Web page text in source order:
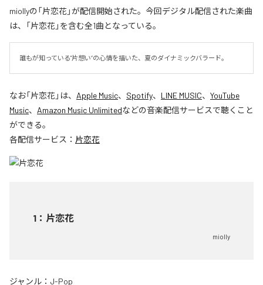
miollyの「片恋花」が配信開始された。今回デジタル配信された楽曲
は、「片恋花」を含む全1曲となっている。
誰もが知っている"片想い”の心情を描いた、夏のダイナミックバラード。
なお「片恋花」は、 Apple Music、 Spotify、 LINE MUSIC、 YouTube
Music、 Amazon Music Unlimitedなどの音楽配信サービスで聴くこと
ができる。
各配信サービス： 片恋花
1 ： 片恋花
miolly
ジャンル： J-Pop